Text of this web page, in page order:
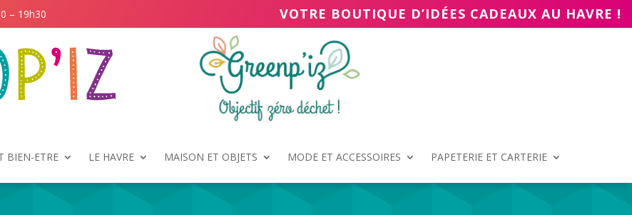
– 19h30 VOTRE BOUTIQUE D’IDÉES CADEAUX AU HAVRE !
BIEN-ETRE LE HAVRE MAISON ET OBJETS MODE ET ACCESSOIRES PAPETERIE ET CARTERIE